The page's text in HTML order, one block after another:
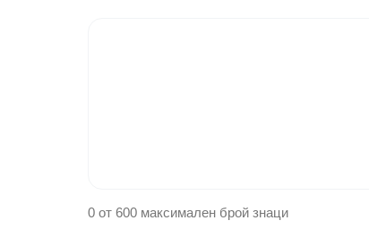
0 от 600 максимален брой знаци